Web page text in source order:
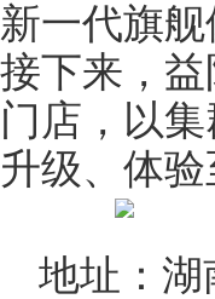
新一代旗
接下来，
门 店，以
升级、体验
地址：湖